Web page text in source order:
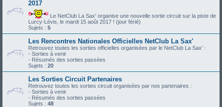
2017
Le NetClub La Sax' organise une nouvelle sortie circuit sur la piste de
Lurcy-Lévis, le mardi 15 août 2017 ! (jour férié)
Sujets : 5
Les Rencontres Nationales Officielles NetClub La Sax'
Retrouvez toutes les sorties officielles organisées par le NetClub La Sax' :
- Sorties à venir
- Résumés des sorties passées
Sujets : 20
Les Sorties Circuit Partenaires
Retrouvez toutes les sorties circuit organisées par nos partenaires :
- Sorties à venir
- Résumés des sorties passées
Sujets : 48